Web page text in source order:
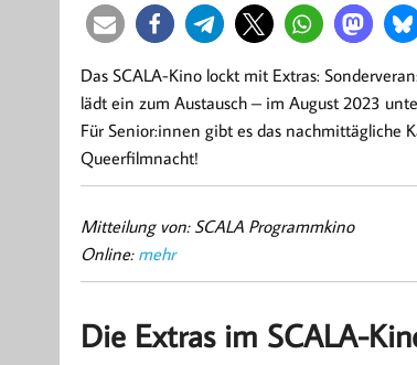
Das SCALA-Kino lockt mit Extras:
lädt ein zum Austausch – im August 2023
Für Senior:innen gibt es das nachmittägliche
Queerfilmnacht!
Mitteilung von: SCALA Programmkino
Online: mehr
Die Extras im SCALA-